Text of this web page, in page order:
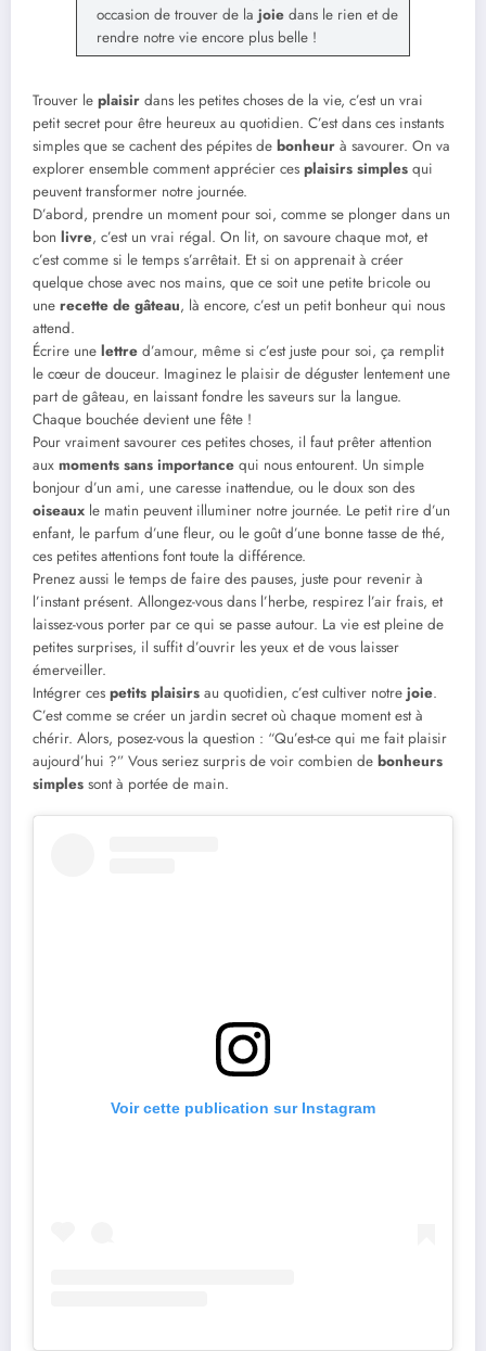
occasion de trouver de la joie dans le rien et de
rendre notre vie encore plus belle !
Trouver le plaisir dans les petites choses de la vie, c’est un vrai
petit secret pour être heureux au quotidien. C’est dans ces instants
simples que se cachent des pépites de bonheur à savourer. On va
explorer ensemble comment apprécier ces plaisirs simples qui
peuvent transformer notre journée.
D’abord, prendre un moment pour soi, comme se plonger dans un
bon livre, c’est un vrai régal. On lit, on savoure chaque mot, et
c’est comme si le temps s’arrêtait. Et si on apprenait à créer
quelque chose avec nos mains, que ce soit une petite bricole ou
une recette de gâteau, là encore, c’est un petit bonheur qui nous
attend.
Écrire une lettre d’amour, même si c’est juste pour soi, ça remplit
le cœur de douceur. Imaginez le plaisir de déguster lentement une
part de gâteau, en laissant fondre les saveurs sur la langue.
Chaque bouchée devient une fête !
Pour vraiment savourer ces petites choses, il faut prêter attention
aux moments sans importance qui nous entourent. Un simple
bonjour d’un ami, une caresse inattendue, ou le doux son des
oiseaux le matin peuvent illuminer notre journée. Le petit rire d’un
enfant, le parfum d’une fleur, ou le goût d’une bonne tasse de thé,
ces petites attentions font toute la différence.
Prenez aussi le temps de faire des pauses, juste pour revenir à
l’instant présent. Allongez-vous dans l’herbe, respirez l’air frais, et
laissez-vous porter par ce qui se passe autour. La vie est pleine de
petites surprises, il suffit d’ouvrir les yeux et de vous laisser
émerveiller.
Intégrer ces petits plaisirs au quotidien, c’est cultiver notre joie.
C’est comme se créer un jardin secret où chaque moment est à
chérir. Alors, posez-vous la question : “Qu’est-ce qui me fait plaisir
aujourd’hui ?” Vous seriez surpris de voir combien de bonheurs
simples sont à portée de main.
Voir cette publication sur Instagram